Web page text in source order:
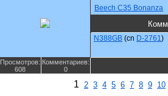
Beech C35 Bonanza
N388GB (cn D-2761)
Просмотров:
608
Комментариев:
0
1 2 3 4 5 6 7 8 9 10